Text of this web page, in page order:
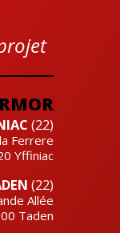
(22)
Ferrere
Yffiniac
(22)
Allée
Taden